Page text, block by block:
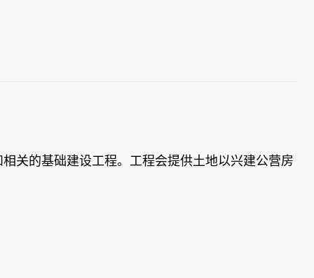
关的基础建设工程。工程会提供土地以兴建公营房